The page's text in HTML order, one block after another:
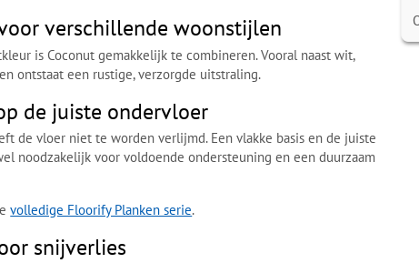
verschillende woonstijlen
is Coconut gemakkelijk te combineren. Vooral naast wit,
ontstaat een rustige, verzorgde uitstraling.
de juiste ondervloer
de vloer niet te worden verlijmd. Een vlakke basis en de juiste
noodzakelijk voor voldoende ondersteuning en een duurzaam
volledige Floorify Planken serie.
snijverlies